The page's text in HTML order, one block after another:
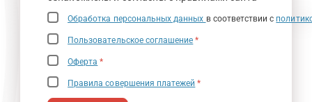
Обработка персональных данных в соответствии с
Пользовательское соглашение *
Оферта *
Правила совершения платежей *